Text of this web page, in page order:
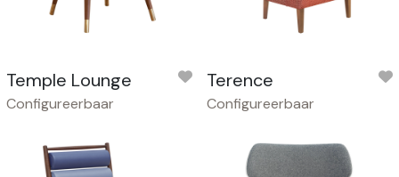
Temple Lounge
Configureerbaar
Terence
Configureerbaar